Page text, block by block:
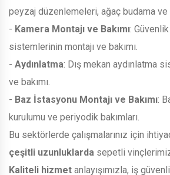
peyzaj düzenlemeleri, ağaç budama
- Kamera Montajı ve Bakımı:
sistemlerinin montajı ve bakımı.
- Aydınlatma: Dış mekan aydınlatma
ve bakımı.
- Baz İstasyonu Montajı ve Bakımı:
kurulumu ve periyodik bakımları.
Bu sektörlerde çalışmalarınız için
çeşitli uzunluklarda sepetli
Kaliteli hizmet anlayışımızla, iş